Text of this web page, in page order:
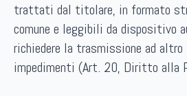
trattati dal titolare, in formato
comune e leggibili da dispositivo
richiedere la trasmissione ad
impedimenti (Art. 20, Diritto alla